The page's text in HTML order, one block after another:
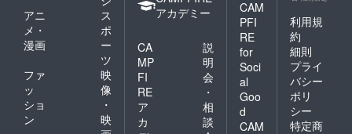
アニ
メ・
漫画
ス
ポ
ー
ツ
ファ
ッ
ショ
ン
映
像
・
映
アカデミー
CA
MP
FI
RE
ア
カ
説
明
会
・
相
談
CAM
PFI
RE
for
Soci
al
Goo
d
CAM
利用規
約
細則
プライ
バシー
ポリ
シー
特定商